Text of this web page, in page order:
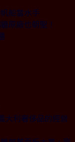
船當水手
原廠也朝聖！
大利奢侈品的經營